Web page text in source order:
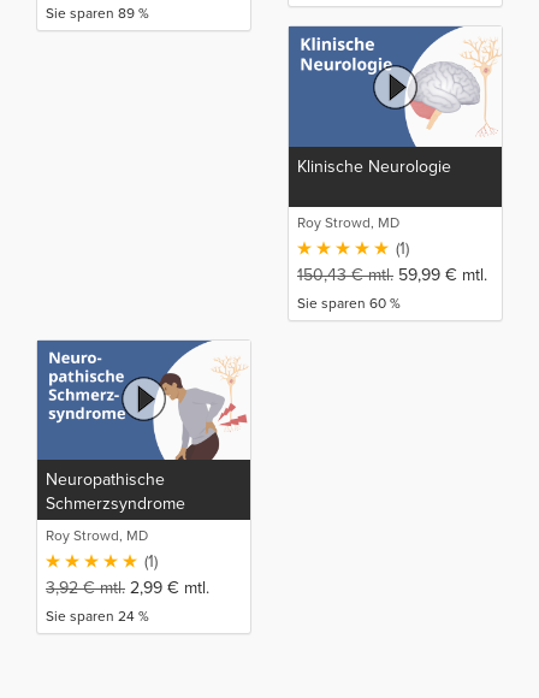
Sie sparen 89 %
Klinische Neurologie
Roy Strowd, MD
(1)
150,43€mtl. 59,99 € mtl.
Sie sparen 60 %
Neuropathische
Schmerzsyndrome
Roy Strowd, MD
(1)
3,92€mtl. 2,99 € mtl.
Sie sparen 24 %